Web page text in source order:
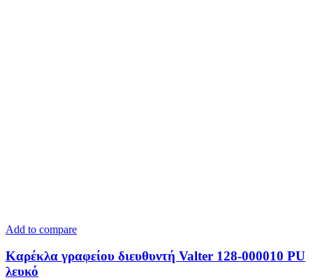
Add to compare
Καρέκλα γραφείου διευθυντή Valter 128-000010 PU
λευκό